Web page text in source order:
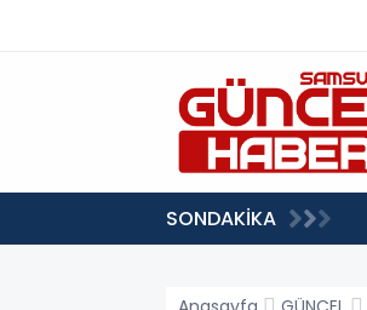
SONDAKİKA